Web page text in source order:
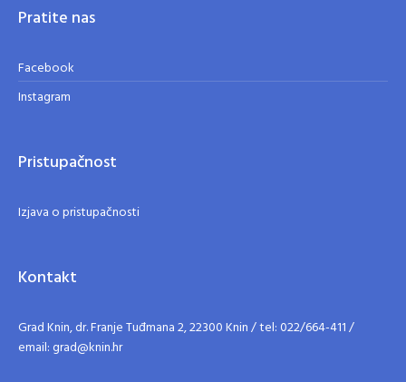
Pratite nas
Facebook
Instagram
Pristupačnost
Izjava o pristupačnosti
Kontakt
Grad Knin, dr. Franje Tuđmana 2, 22300 Knin / tel: 022/664-411 /
email: grad@knin.hr